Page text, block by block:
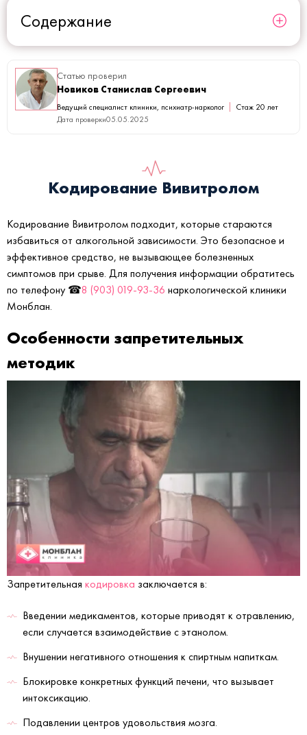
Содержание
Статью проверил
Новиков Станислав Сергеевич
Ведущий специалист клиники, психиатр-нарколог
Стаж 20 лет
Дата проверки05.05.2025
Кодирование Вивитролом
Кодирование Вивитролом подходит, которые стараются
избавиться от алкогольной зависимости. Это безопасное и
эффективное средство, не вызывающее болезненных
симптомов при срыве. Для получения информации обратитесь
по телефону ☎8 (903) 019-93-36 наркологической клиники
Монблан.
Особенности запретительных
методик
Запретительная кодировка заключается в:
Введении медикаментов, которые приводят к отравлению,
если случается взаимодействие с этанолом.
Внушении негативного отношения к спиртным напиткам.
Блокировке конкретных функций печени, что вызывает
интоксикацию.
Подавлении центров удовольствия мозга.